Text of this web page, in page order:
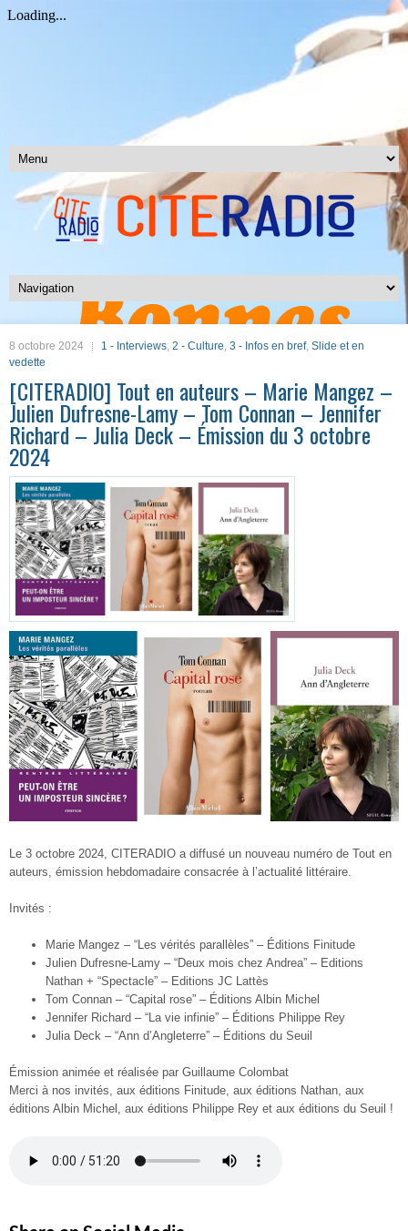
8 octobre 2024 1 - Interviews, 2 - Culture, 3 - Infos en bref, Slide et en
vedette
[CITERADIO] Tout en auteurs – Marie Mangez –
Julien Dufresne-Lamy – Tom Connan – Jennifer
Richard – Julia Deck – Émission du 3 octobre
2024
Le 3 octobre 2024, CITERADIO a diffusé un nouveau numéro de Tout en
auteurs, émission hebdomadaire consacrée à l’actualité littéraire.
Invités :
Marie Mangez – “Les vérités parallèles” – Éditions Finitude
Julien Dufresne-Lamy – “Deux mois chez Andrea” – Editions
Nathan + “Spectacle” – Editions JC Lattès
Tom Connan – “Capital rose” – Éditions Albin Michel
Jennifer Richard – “La vie infinie” – Éditions Philippe Rey
Julia Deck – “Ann d’Angleterre” – Éditions du Seuil
Émission animée et réalisée par Guillaume Colombat
Merci à nos invités, aux éditions Finitude, aux éditions Nathan, aux
éditions Albin Michel, aux éditions Philippe Rey et aux éditions du Seuil !